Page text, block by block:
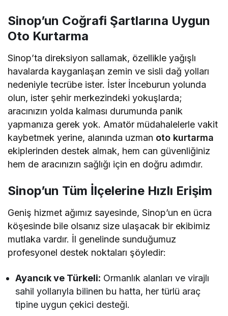
Sinop’un Coğrafi Şartlarına Uygun
Oto Kurtarma
Sinop’ta direksiyon sallamak, özellikle yağışlı
havalarda kayganlaşan zemin ve sisli dağ yolları
nedeniyle tecrübe ister. İster İnceburun yolunda
olun, ister şehir merkezindeki yokuşlarda;
aracınızın yolda kalması durumunda panik
yapmanıza gerek yok. Amatör müdahalelerle vakit
kaybetmek yerine, alanında uzman oto kurtarma
ekiplerinden destek almak, hem can güvenliğiniz
hem de aracınızın sağlığı için en doğru adımdır.
Sinop’un Tüm İlçelerine Hızlı Erişim
Geniş hizmet ağımız sayesinde, Sinop’un en ücra
köşesinde bile olsanız size ulaşacak bir ekibimiz
mutlaka vardır. İl genelinde sunduğumuz
profesyonel destek noktaları şöyledir:
Ayancık ve Türkeli: Ormanlık alanları ve virajlı
sahil yollarıyla bilinen bu hatta, her türlü araç
tipine uygun çekici desteği.